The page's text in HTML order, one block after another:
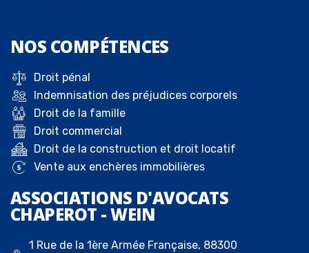
NOS COMPÉTENCES
Droit pénal
Indemnisation des préjudices corporels
Droit de la famille
Droit commercial
Droit de la construction et droit locatif
Vente aux enchères immobilières
ASSOCIATIONS D'AVOCATS
CHAPEROT - WEIN
1 Rue de la 1ère Armée Française, 88300